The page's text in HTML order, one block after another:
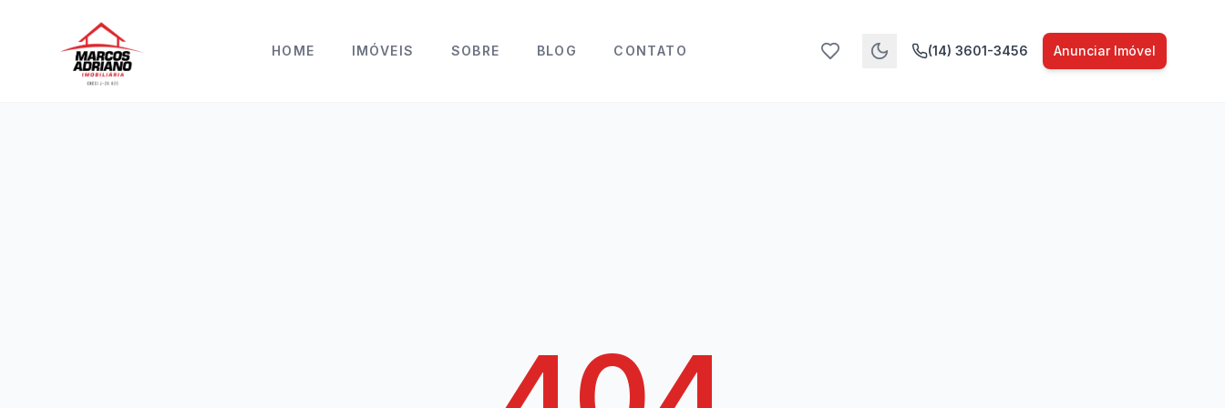
HOME IMÓVEIS SOBRE BLOG CONTATO (14) 3601-3456 Anunciar Imóvel